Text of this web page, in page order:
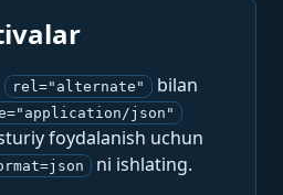
rel="alternate"
bilan
json"
foydalanish uchun
ni ishlating.